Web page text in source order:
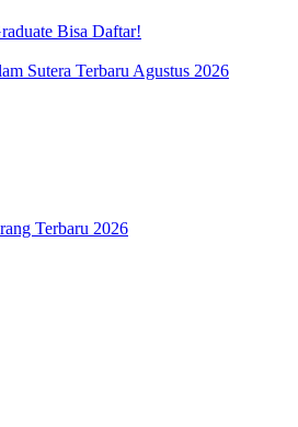
Bisa Daftar!
Sutera Terbaru Agustus 2026
Terbaru 2026